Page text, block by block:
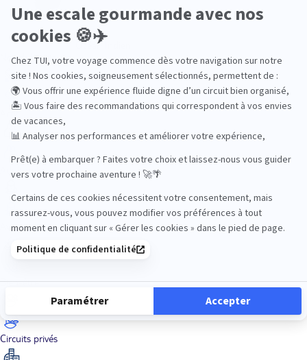
Océan Indien
Nos thématiques
Actif
Adult only
Aventure
Bien-être
Circuits privés